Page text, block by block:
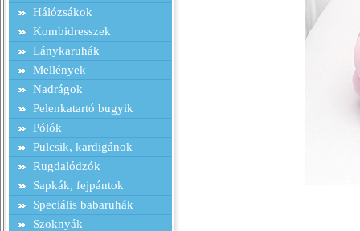
Hálózsákok
Kombidresszek
Lánykaruhák
Mellények
Nadrágok
Pelenkatartó bugyik
Pólók
Pulcsik, kardigánok
Rugdalódzók
Sapkák, fejpántok
Speciális babaruhák
Szoknyák